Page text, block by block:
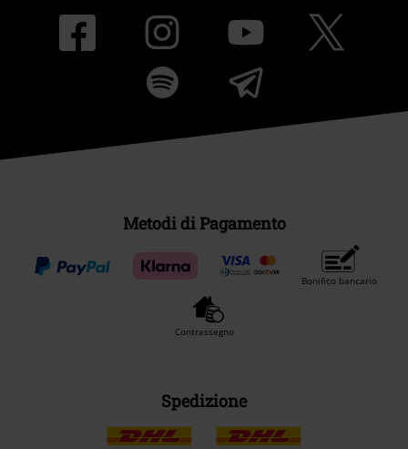
Metodi di Pagamento
Bonifico bancario
Contrassegno
Spedizione